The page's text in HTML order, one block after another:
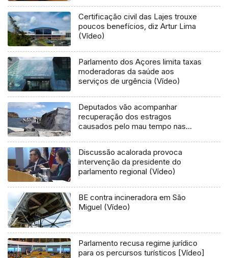
Certificação civil das Lajes trouxe
poucos benefícios, diz Artur Lima
(Vídeo)
Parlamento dos Açores limita taxas
moderadoras da saúde aos
serviços de urgência (Vídeo)
Deputados vão acompanhar
recuperação dos estragos
causados pelo mau tempo nas
Discussão acalorada provoca
intervenção da presidente do
parlamento regional (Vídeo)
BE contra incineradora em São
Miguel (Vídeo)
Parlamento recusa regime jurídico
para os percursos turísticos [Vídeo]